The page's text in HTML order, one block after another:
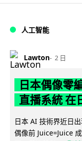
人工智能
Lawton 2 日
日本偶像零
直播系統 在
日本 AI 技術界近日
偶像前 Juice=Juice